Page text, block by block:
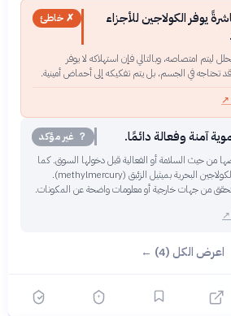
يوفر الكولاجين للأجزاء
✗ خاطئ
ليتم امتصاصه، وبالتالي فإن استهلاكه لا يوفر
قد تحتاجه في الجسم، بل يتم تفكيكه إلى أحماض أمينية.
↗
آمنة وفعالة دائمًا.
？ غير مؤكد
من حيث السلامة أو الفعالية قبل دخولها السوق. كما
أن هناك خطر تلوث مكملات الكولاجين البحرية بميثيل الزئبق (methylmercury).
من جهات خارجية أو معلومات واضحة عن المكونات.
↗
اعرض الكل (4) ←